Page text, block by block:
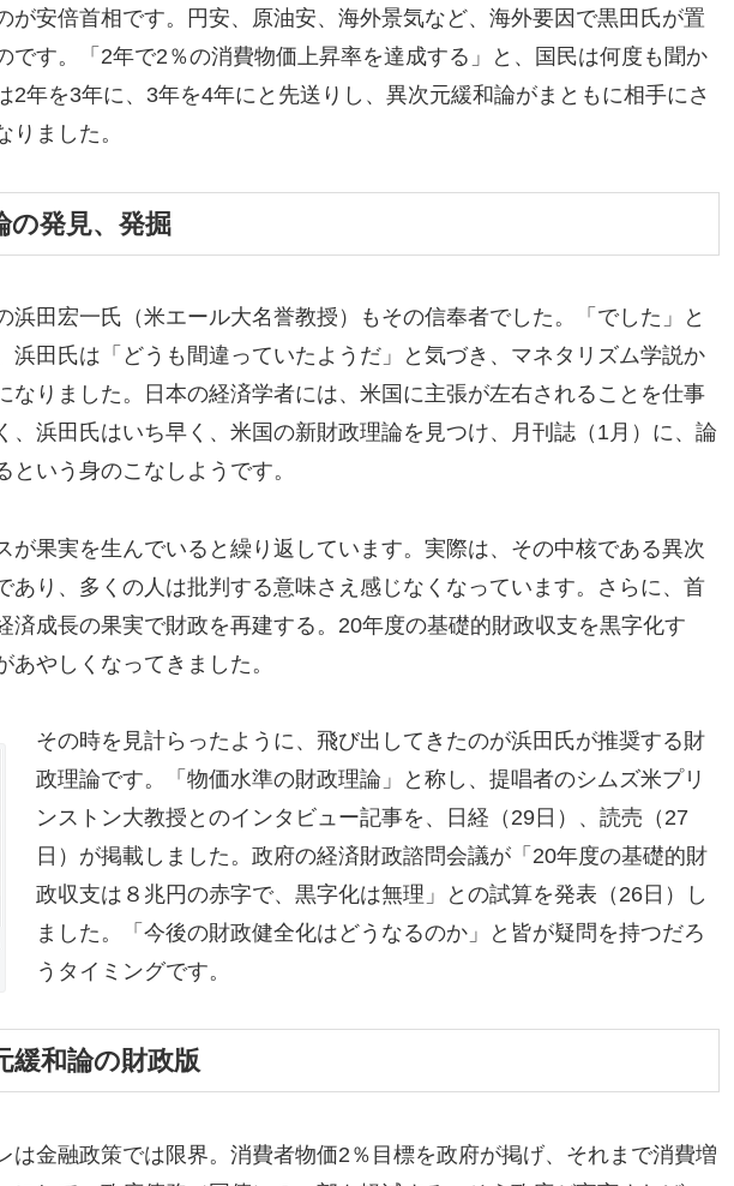
が安倍首相です。円安、原油安、海外景気など、海外要因で黒田氏が置
です。「2年で2％の消費物価上昇率を達成する」と、国民は何度も聞か
2年を3年に、3年を4年にと先送りし、異次元緩和論がまともに相手にさ
りました。
の発見、発掘
浜田宏一氏（米エール大名誉教授）もその信奉者でした。「でした」と
浜田氏は「どうも間違っていたようだ」と気づき、マネタリズム学説か
なりました。日本の経済学者には、米国に主張が左右されることを仕事
、浜田氏はいち早く、米国の新財政理論を見つけ、月刊誌（1月）に、論
という身のこなしようです。
が果実を生んでいると繰り返しています。実際は、その中核である異次
あり、多くの人は批判する意味さえ感じなくなっています。さらに、首
済成長の果実で財政を再建する。20年度の基礎的財政収支を黒字化す
あやしくなってきました。
その時を見計らったように、飛び出してきたのが浜田氏が推奨する財
政理論です。「物価水準の財政理論」と称し、提唱者のシムズ米プリ
ンストン大教授とのインタビュー記事を、日経（29日）、読売（27
日）が掲載しました。政府の経済財政諮問会議が「20年度の基礎的財
政収支は８兆円の赤字で、黒字化は無理」との試算を発表（26日）し
ました。「今後の財政健全化はどうなるのか」と皆が疑問を持つだろ
うタイミングです。
緩和論の財政版
は金融政策では限界。消費者物価2％目標を政府が掲げ、それまで消費増